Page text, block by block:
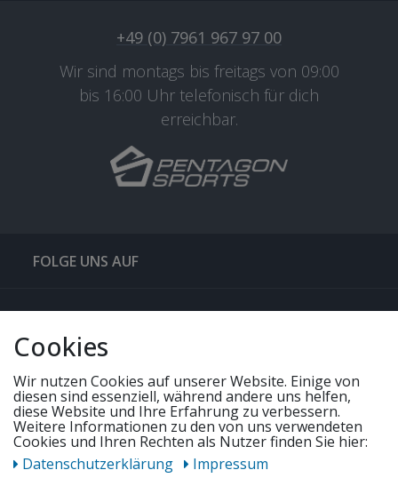
+49 (0) 7961 967 97 00
Wir sind montags bis freitags von 09:00
bis 16:00 Uhr telefonisch für dich
erreichbar.
FOLGE UNS AUF
QUICKLINKS & TIPPS
UNSERE ANGEBOTE
Cookies
Wir nutzen Cookies auf unserer Website. Einige von
diesen sind essenziell, während andere uns helfen,
diese Website und Ihre Erfahrung zu verbessern.
Weitere Informationen zu den von uns verwendeten
Cookies und Ihren Rechten als Nutzer finden Sie hier:
Daten­schutz­erklärung
Impressum